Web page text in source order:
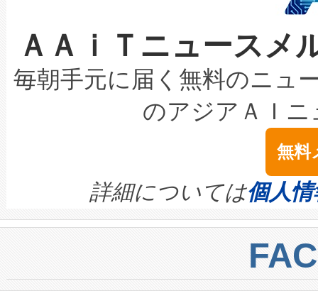
取得できる可能性もあります
設には、3億～4億ドルかか
最高経営責任者（CEO）であ
す。「当社のfully-connected
ームを利用すれば、6,000万
きます。この効率性は、フェ
限を超えて利用可能な電力容
持できるよう貢献します。こ
ービスレベル契約（SLA）違
テリー性能の劣化によるダウ
念は、現在データセンターが
ます。 Voltaiq provides a
quality and reliability for AI
BESS stack to ensure battery
centers. Voltaiqは、ai&のAI
からシステム統合、試運転、
なレーザースポットにより、
な環境下でも豊かなディテー
キロメートル範囲を検出
LiDAR for Inspections,
は1535 nmレーザーを搭載。
イズの小径化を実現すること
す。ノーマルモードでは、
ートル先まで検出でき、これ
トに対して約600メートルに
では、反射率10％のターゲッ
ＡＡｉＴニュース
毎朝手元に届く無料のニュ
のアジアＡＩ
無料
詳細については個人